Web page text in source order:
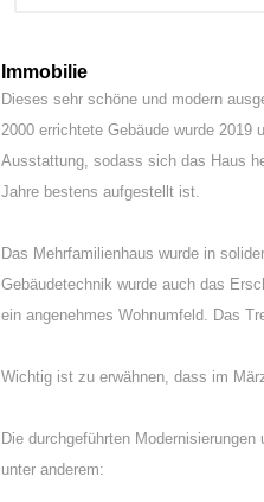
Immobilie
Dieses sehr schöne und modern
2000 errichtete Gebäude wurde 2019
Ausstattung, sodass sich das Haus
Jahre bestens aufgestellt ist.
Das Mehrfamilienhaus wurde in
Gebäudetechnik wurde auch das
ein angenehmes Wohnumfeld. Das
Wichtig ist zu erwähnen, dass im
Die durchgeführten
unter anderem: